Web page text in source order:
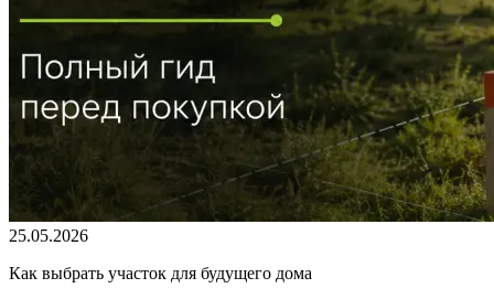
25.05.2026
Как выбрать участок для будущего дома